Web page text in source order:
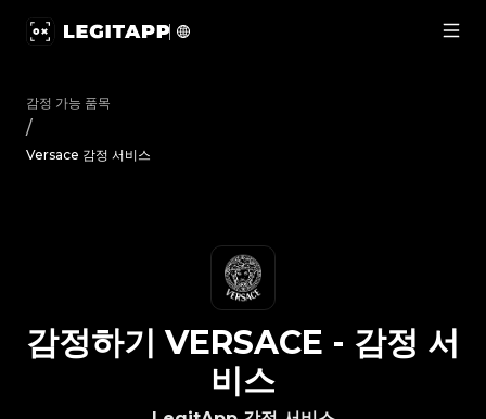
감정 가능 품목
/
Versace 감정 서비스
감정하기 VERSACE - 감정 서
비스